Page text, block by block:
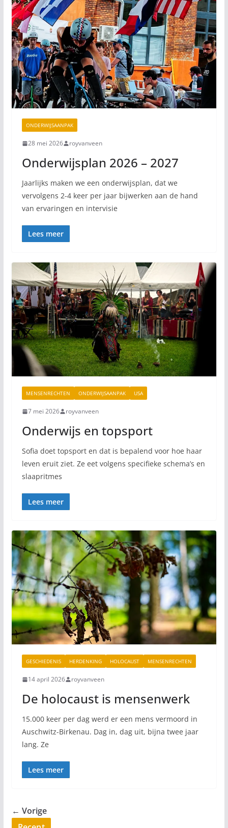
ONDERWIJSAANPAK
28 mei 2026 royvanveen
Onderwijsplan 2026 – 2027
Jaarlijks maken we een onderwijsplan, dat we
vervolgens 2-4 keer per jaar bijwerken aan de hand
van ervaringen en intervisie
Lees meer
MENSENRECHTEN ONDERWIJSAANPAK USA
7 mei 2026 royvanveen
Onderwijs en topsport
Sofia doet topsport en dat is bepalend voor hoe haar
leven eruit ziet. Ze eet volgens specifieke schema’s en
slaapritmes
Lees meer
GESCHIEDENIS HERDENKING HOLOCAUST MENSENRECHTEN
14 april 2026 royvanveen
De holocaust is mensenwerk
15.000 keer per dag werd er een mens vermoord in
Auschwitz-Birkenau. Dag in, dag uit, bijna twee jaar
lang. Ze
Lees meer
← Vorige